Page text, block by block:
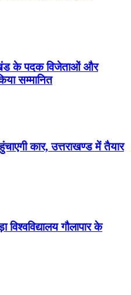
के पदक विजेताओं और
सम्मानित
कार, उत्तराखण्ड में तैयार
गौलापार के